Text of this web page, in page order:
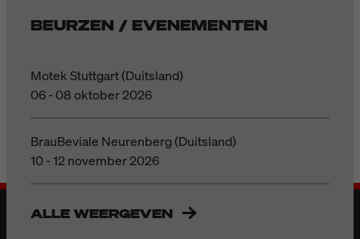
BEURZEN / EVENEMENTEN
Motek Stuttgart (Duitsland)
06 - 08 oktober 2026
BrauBeviale Neurenberg (Duitsland)
10 - 12 november 2026
ALLE WEERGEVEN